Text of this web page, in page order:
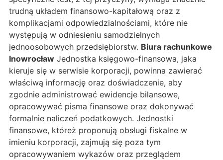
trudną układem finansowo-kapitałową oraz z
komplikacjami odpowiedzialnościami, które nie
występują w odniesieniu samodzielnych
jednoosobowych przedsiębiorstw. Biura rachunkowe
Inowrocław Jednostka księgowo-finansowa, jaka
kieruje się w serwisie korporacji, powinna zawierać
właściwą informację oraz doświadczenie, aby
zgodnie administrować ewidencje bilansowe,
opracowywać pisma finansowe oraz dokonywać
formalnie naliczeń podatkowych. Jednostki
finansowe, któreż proponują obsługi fiskalne w
imieniu korporacji, zajmują się poza tym
opracowywaniem wykazów oraz przeglądem